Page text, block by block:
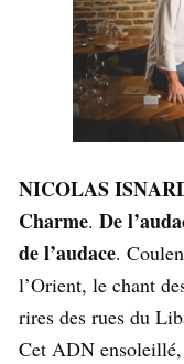
NICOLAS
Charme. De
de l’audace.
l’Orient, le chant
rires des rues du
Cet ADN